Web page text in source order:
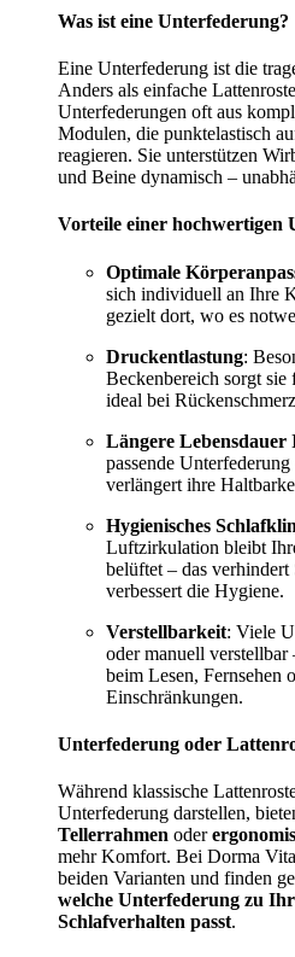
Was ist eine Unterfederung?
Eine Unterfederung ist die
Anders als einfache
Unterfederungen oft aus
Modulen, die punktelastisch
reagieren. Sie unterstützen
und Beine dynamisch –
Vorteile einer hochwertigen
Optimale
sich individuell an Ihre
gezielt dort, wo es
Druckentlastung:
Beckenbereich sorgt
ideal bei
Längere
passende
verlängert ihre
Hygienisches
Luftzirkulation bleibt
belüftet – das
verbessert die Hygiene.
Verstellbarkeit: Viele
oder manuell
beim Lesen, Fernsehen
Einschränkungen.
Unterfederung oder
Während klassische
Unterfederung darstellen,
Tellerrahmen oder
mehr Komfort. Bei Dorma
beiden Varianten und finden
welche Unterfederung zu
Schlafverhalten passt.